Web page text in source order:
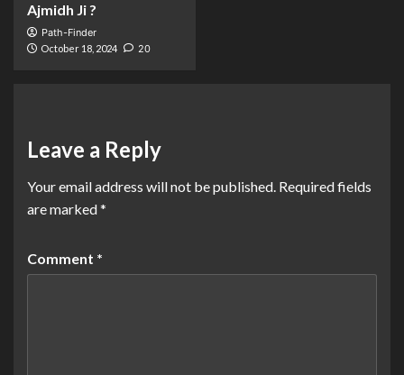
Ajmidh Ji ?
Path-Finder
October 18, 2024 20
Leave a Reply
Your email address will not be published. Required fields
are marked*
Comment *